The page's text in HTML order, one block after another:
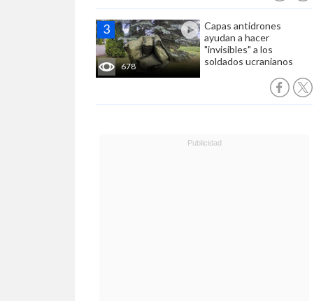
678
Capas antidrones
ayudan a hacer
"invisibles" a los
soldados ucranianos